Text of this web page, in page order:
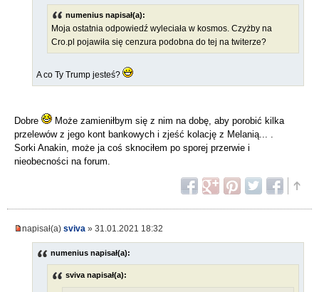
numenius napisał(a):
Moja ostatnia odpowiedź wyleciała w kosmos. Czyżby na
Cro.pl pojawiła się cenzura podobna do tej na twiterze?
A co Ty Trump jesteś?
Dobre
Może zamieniłbym się z nim na dobę, aby porobić kilka
przelewów z jego kont bankowych i zjeść kolację z Melanią... .
Sorki Anakin, może ja coś sknociłem po sporej przerwie i
nieobecności na forum.
napisał(a) sviva » 31.01.2021 18:32
numenius napisał(a):
sviva napisał(a):